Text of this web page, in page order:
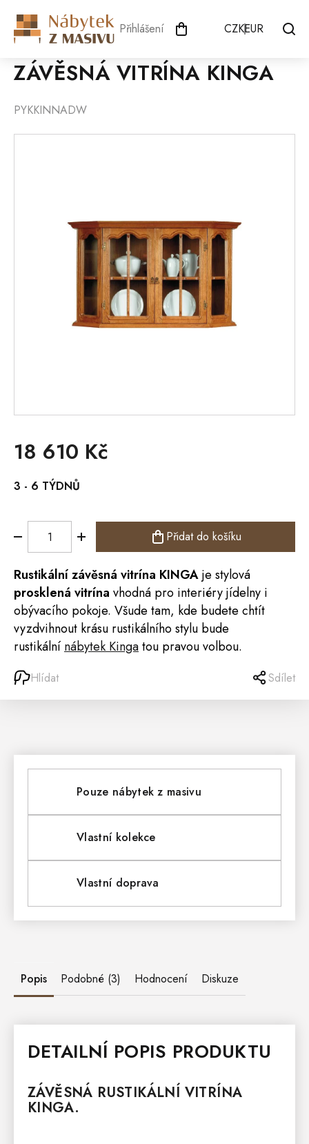
obsah
Přihlášení CZKEUR
ZÁVĚSNÁ VITRÍNA KINGA
PYKKINNADW
18 610 Kč
cena:
3 - 6 TÝDNŮ
Přidat do košíku
Rustikální závěsná vitrína KINGAje stylová
prosklená vitrína vhodná pro interiéry jídelny i
obývacího pokoje. Všude tam, kde budete chtít
vyzdvihnout krásu rustikálního stylu bude
rustikální nábytek Kingatou pravou volbou.
Hlídat Sdílet
Pouze nábytek z masivu
Vlastní kolekce
Vlastní doprava
Popis Podobné (3) Hodnocení Diskuze
DETAILNÍ POPIS PRODUKTU
ZÁVĚSNÁ RUSTIKÁLNÍ VITRÍNA
KINGA.